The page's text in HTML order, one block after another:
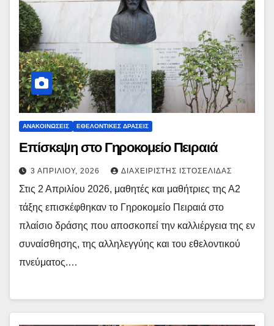
ΑΝΑΚΟΙΝΏΣΕΙΣ ΕΘΕΛΟΝΤΙΚΈΣ ΔΡΆΣΕΙΣ
Επίσκεψη στο Γηροκομείο Πειραιά
3 ΑΠΡΙΛΊΟΥ, 2026 ΔΙΑΧΕΙΡΙΣΤΉΣ ΙΣΤΟΣΕΛΊΔΑΣ
Στις 2 Απριλίου 2026, μαθητές και μαθήτριες της Α2
τάξης επισκέφθηκαν το Γηροκομείο Πειραιά στο
πλαίσιο δράσης που αποσκοπεί την καλλιέργεια της εν
συναίσθησης, της αλληλεγγύης και του εθελοντικού
πνεύματος.…